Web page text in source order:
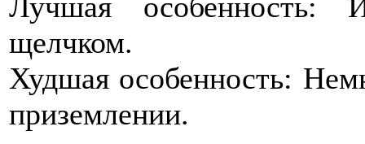
щелчком.
Худшая особенность:
приземлении.